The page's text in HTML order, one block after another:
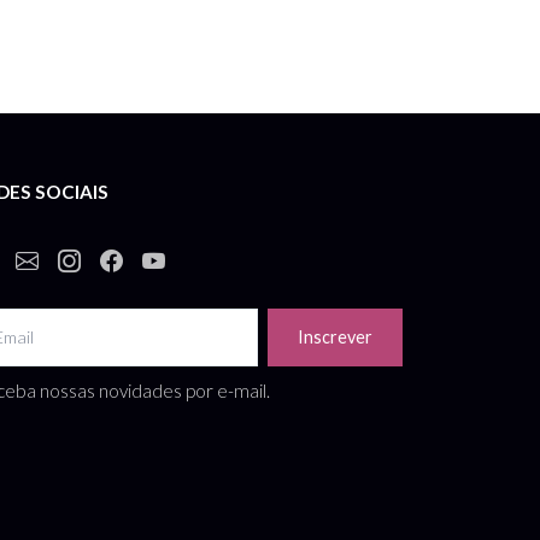
SOCIAIS
Inscrever
nossas novidades por e-mail.